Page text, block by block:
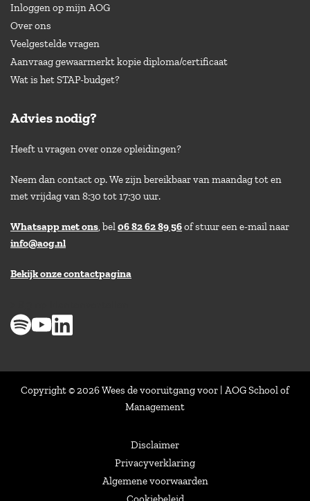
Inloggen op mijn AOG
Over ons
Veelgestelde vragen
Aanvraag gewaarmerkt kopie diploma/certificaat
Wat is het STAP-budget?
Advies nodig?
Heeft u vragen over onze opleidingen?
Neem dan contact op. We zijn bereikbaar van maandag tot en
met vrijdag van 8:30 tot 17:30 uur.
Whatsapp met ons, bel06 82 62 89 56of stuur een e-mail naar
info@aog.nl
Bekijk onze contactpagina
Copyright © 2026 Wees de vooruitgang voor | AOG School of
Management
Disclaimer
Privacyverklaring
Algemene voorwaarden